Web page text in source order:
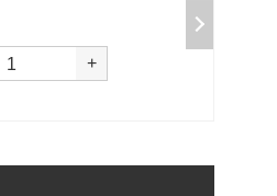
+